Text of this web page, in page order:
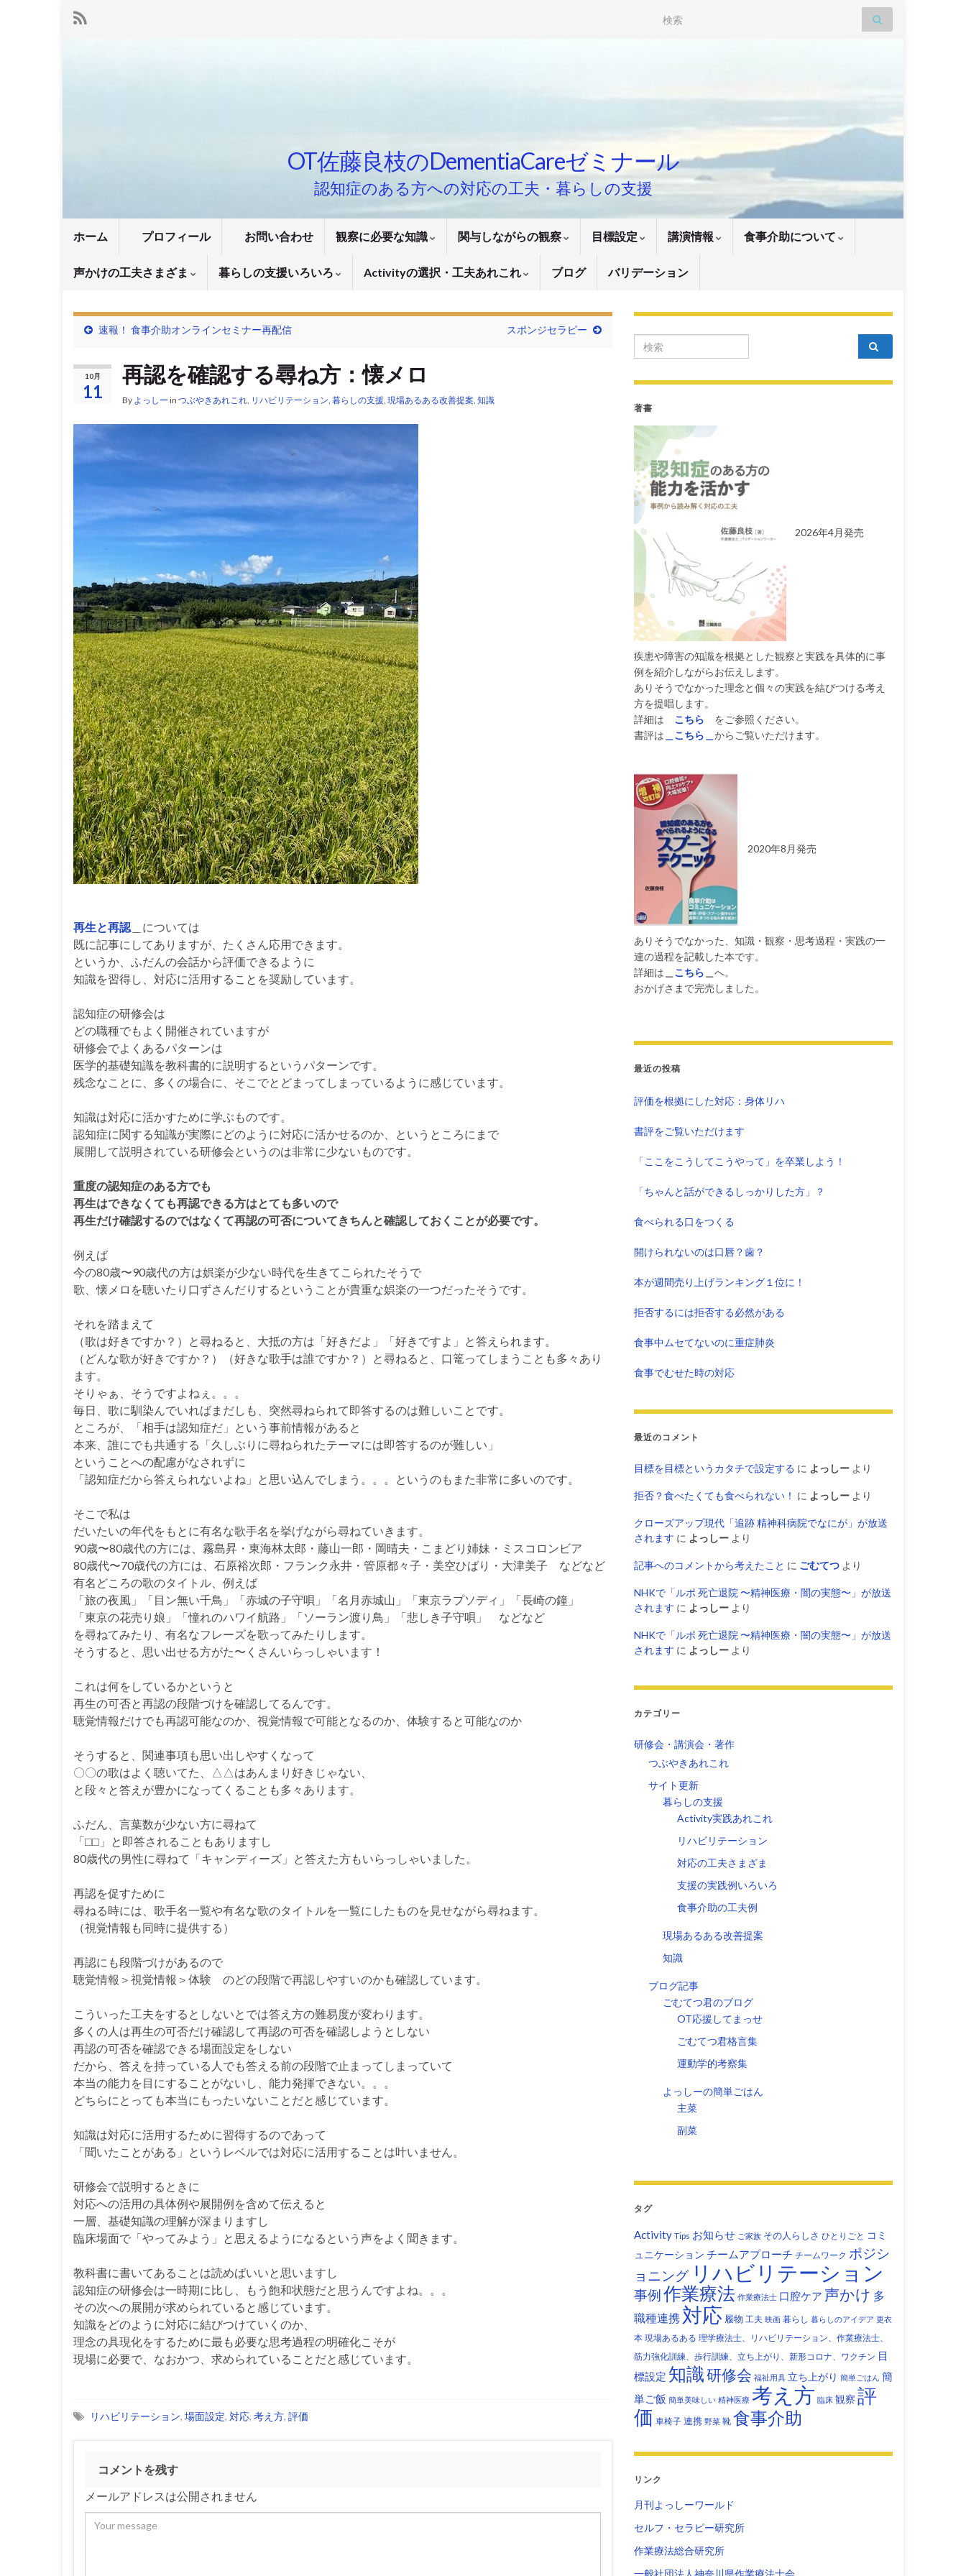
Search for:
OT佐藤良枝のDementiaCareゼミナール
認知症のある方への対応の工夫・暮らしの支援
ホーム プロフィール お問い合わせ 観察に必要な知識 関与しながらの観察 目標設定 講演情報 食事介助について
声かけの工夫さまざま 暮らしの支援いろいろ Activityの選択・工夫あれこれ ブログ バリデーション
速報！ 食事介助オンラインセミナー再配信 スポンジセラピー
10月
11
再認を確認する尋ね方：懐メロ
By よっしー in つぶやきあれこれ, リハビリテーション, 暮らしの支援, 現場あるある改善提案, 知識
再生と再認 ＿については
既に記事にしてありますが、たくさん応用できます。
というか、ふだんの会話から評価できるように
知識を習得し、対応に活用することを奨励しています。
認知症の研修会は
どの職種でもよく開催されていますが
研修会でよくあるパターンは
医学的基礎知識を教科書的に説明するというパターンです。
残念なことに、多くの場合に、そこでとどまってしまっているように感じています。
知識は対応に活かすために学ぶものです。
認知症に関する知識が実際にどのように対応に活かせるのか、というところにまで
展開して説明されている研修会というのは非常に少ないものです。
重度の認知症のある方でも
再生はできなくても再認できる方はとても多いので
再生だけ確認するのではなくて再認の可否についてきちんと確認しておくことが必要です。
例えば
今の80歳〜90歳代の方は娯楽が少ない時代を生きてこられたそうで
歌、懐メロを聴いたり口ずさんだりするということが貴重な娯楽の一つだったそうです。
それを踏まえて
（歌は好きですか？）と尋ねると、大抵の方は「好きだよ」「好きですよ」と答えられます。
（どんな歌が好きですか？）（好きな歌手は誰ですか？）と尋ねると、口篭ってしまうことも多々あり
ます。
そりゃぁ、そうですよねぇ。。。
毎日、歌に馴染んでいればまだしも、突然尋ねられて即答するのは難しいことです。
ところが、「相手は認知症だ」という事前情報があると
本来、誰にでも共通する「久しぶりに尋ねられたテーマには即答するのが難しい」
ということへの配慮がなされずに
「認知症だから答えられないよね」と思い込んでしまう。。。というのもまた非常に多いのです。
そこで私は
だいたいの年代をもとに有名な歌手名を挙げながら尋ねていきます。
90歳〜80歳代の方には、霧島昇・東海林太郎・藤山一郎・岡晴夫・こまどり姉妹・ミスコロンビア
80歳代〜70歳代の方には、石原裕次郎・フランク永井・管原都々子・美空ひばり・大津美子 などなど
有名どころの歌のタイトル、例えば
「旅の夜風」「目ン無い千鳥」「赤城の子守唄」「名月赤城山」「東京ラプソディ」「長崎の鐘」
「東京の花売り娘」「憧れのハワイ航路」「ソーラン渡り鳥」「悲しき子守唄」 などなど
を尋ねてみたり、有名なフレーズを歌ってみたりします。
そうすると、思い出せる方がた〜くさんいらっしゃいます！
これは何をしているかというと
再生の可否と再認の段階づけを確認してるんです。
聴覚情報だけでも再認可能なのか、視覚情報で可能となるのか、体験すると可能なのか
そうすると、関連事項も思い出しやすくなって
〇〇の歌はよく聴いてた、△△はあんまり好きじゃない、
と段々と答えが豊かになってくることも多々あります。
ふだん、言葉数が少ない方に尋ねて
「⬜︎⬜︎」と即答されることもありますし
80歳代の男性に尋ねて「キャンディーズ」と答えた方もいらっしゃいました。
再認を促すために
尋ねる時には、歌手名一覧や有名な歌のタイトルを一覧にしたものを見せながら尋ねます。
（視覚情報も同時に提供する）
再認にも段階づけがあるので
聴覚情報＞視覚情報＞体験 のどの段階で再認しやすいのかも確認しています。
こういった工夫をするとしないとでは答え方の難易度が変わります。
多くの人は再生の可否だけ確認して再認の可否を確認しようとしない
再認の可否を確認できる場面設定をしない
だから、答えを持っている人でも答える前の段階で止まってしまっていて
本当の能力を目にすることがないし、能力発揮できない。。。
どちらにとっても本当にもったいないことだと感じています。
知識は対応に活用するために習得するのであって
「聞いたことがある」というレベルでは対応に活用することは叶いません。
研修会で説明するときに
対応への活用の具体例や展開例を含めて伝えると
一層、基礎知識の理解が深まりますし
臨床場面で「やってみよう」と思えるようになるという声をよく聞きます。
教科書に書いてあることは読めばいいと思いますし
認知症の研修会は一時期に比し、もう飽和状態だと思うんですよね。。。
その次への展開が求められていると感じています。
知識をどのように対応に結びつけていくのか、
理念の具現化をするために最も必要な思考過程の明確化こそが
現場に必要で、なおかつ、求められていることだと感じています。
リハビリテーション, 場面設定, 対応, 考え方, 評価
コメントを残す
メールアドレスは公開されません
Search for:
著書
2026年4月発売
疾患や障害の知識を根拠とした観察と実践を具体的に事
例を紹介しながらお伝えします。
ありそうでなかった理念と個々の実践を結びつける考え
方を提唱します。
詳細は
こちら
をご参照ください。
書評は ＿こちら＿ からご覧いただけます。
2020年8月発売
ありそうでなかった、知識・観察・思考過程・実践の一
連の過程を記載した本です。
詳細は
こちら
へ。
おかげさまで完売しました。
最近の投稿
評価を根拠にした対応：身体リハ
書評をご覧いただけます
「ここをこうしてこうやって」を卒業しよう！
「ちゃんと話ができるしっかりした方」？
食べられる口をつくる
開けられないのは口唇？歯？
本が週間売り上げランキング１位に！
拒否するには拒否する必然がある
食事中ムセてないのに重症肺炎
食事でむせた時の対応
最近のコメント
目標を目標というカタチで設定する に よっしー より
拒否？食べたくても食べられない！ に よっしー より
クローズアップ現代「追跡 精神科病院でなにが」が放送
されます に よっしー より
記事へのコメントから考えたこと に ごむてつ より
NHKで「ルポ 死亡退院 〜精神医療・闇の実態〜」が放送
されます に よっしー より
NHKで「ルポ 死亡退院 〜精神医療・闇の実態〜」が放送
されます に よっしー より
カテゴリー
研修会・講演会・著作
つぶやきあれこれ
サイト更新
暮らしの支援
Activity実践あれこれ
リハビリテーション
対応の工夫さまざま
支援の実践例いろいろ
食事介助の工夫例
現場あるある改善提案
知識
ブログ記事
ごむてつ君のブログ
OT応援してまっせ
ごむてつ君格言集
運動学的考察集
よっしーの簡単ごはん
主菜
副菜
タグ
Activity Tips お知らせ ご家族 その人らしさ ひとりごと コミ
ュニケーション チームアプローチ チームワーク ポジシ
ョニング リハビリテーション
事例作業療法 作業療法士 口腔ケア 声かけ 多
職種連携 対応 履物 工夫 映画 暮らし 暮らしのアイデア 更衣
本 現場あるある 理学療法士、リハビリテーション、作業療法士、
筋力強化訓練、歩行訓練、立ち上がり、新形コロナ、ワクチン 目
標設定 知識研修会 福祉用具 立ち上がり 簡単ごはん 簡
単ご飯 簡単美味しい 精神医療 考え方 臨床 観察 評
価 車椅子 連携 野菜 靴 食事介助
リンク
月刊よっしーワールド
セルフ・セラピー研究所
作業療法総合研究所
一般社団法人神奈川県作業療法士会